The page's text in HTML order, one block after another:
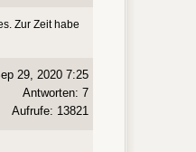
Zur Zeit habe
29, 2020 7:25
Antworten: 7
Aufrufe: 13821